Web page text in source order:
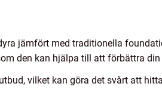
jämfört med traditionella
den kan hjälpa till att förbättra din
vilket kan göra det svårt att